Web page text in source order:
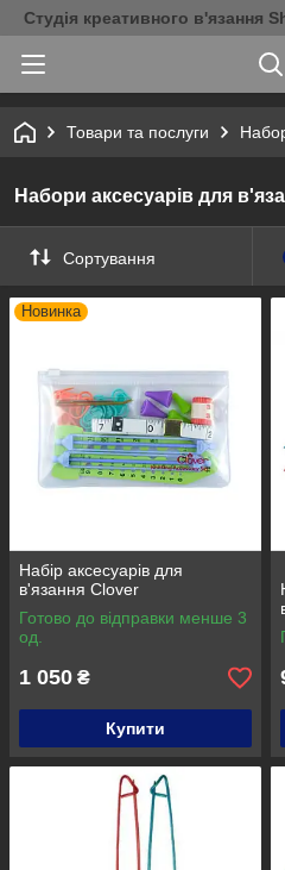
Студія креативного в'язання
Товари та послуги
Набори аксесуарів для
Сортування
Новинка
Набір аксесуарів для
в'язання Clover
Готово до відправки менше 3
од.
1 050 ₴
Купити